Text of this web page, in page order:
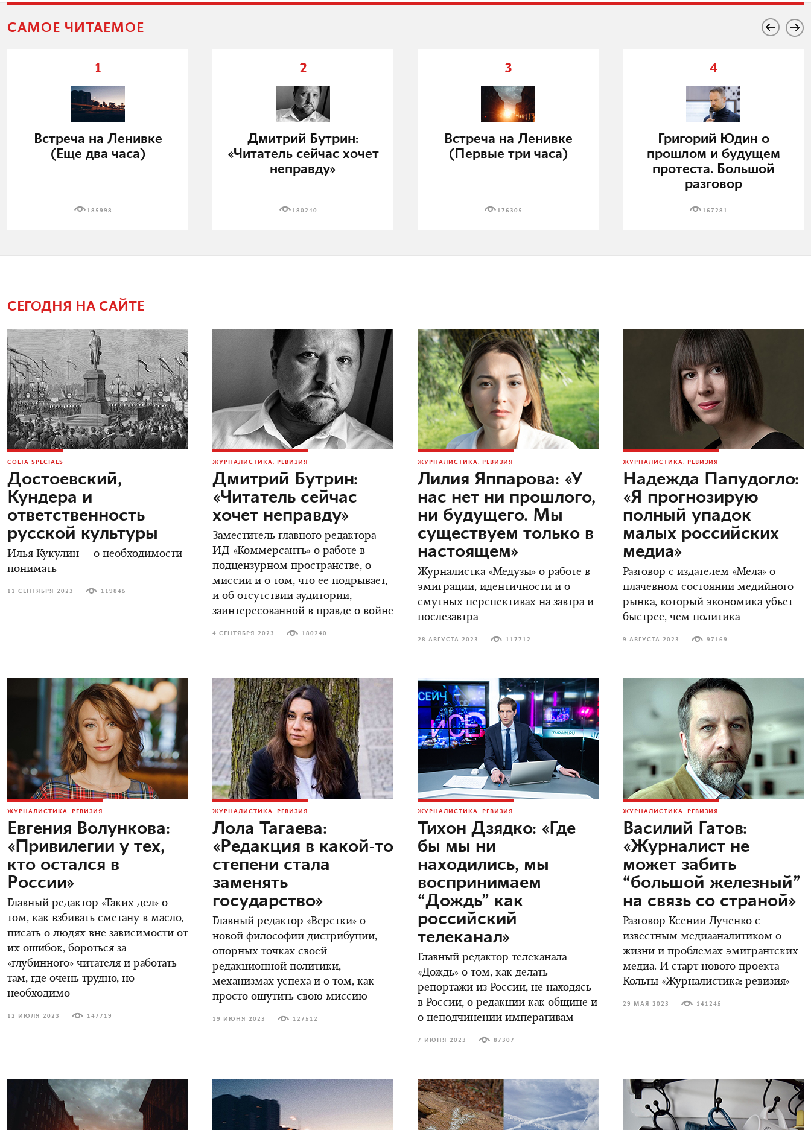
САМОЕ ЧИТАЕМОЕ
1
Встреча на Ленивке
(Еще два часа)
185998
2
Дмитрий Бутрин:
«Читатель сейчас хочет
неправду»
180240
3
Встреча на Ленивке
(Первые три часа)
176305
4
Григорий Юдин о
прошлом и будущем
протеста. Большой
разговор
167281
СЕГОДНЯ НА САЙТЕ
COLTA SPECIALS
Достоевский,
Кундера и
ответственность
русской культуры
Илья Кукулин — о необходимости
понимать
11 СЕНТЯБРЯ 2023 119845
ЖУРНАЛИСТИКА: РЕВИЗИЯ
Дмитрий Бутрин:
«Читатель сейчас
хочет неправду»
Заместитель главного редактора
ИД «Коммерсантъ» о работе в
подцензурном пространстве, о
миссии и о том, что ее подрывает,
и об отсутствии аудитории,
заинтересованной в правде о войне
4 СЕНТЯБРЯ 2023 180240
ЖУРНАЛИСТИКА: РЕВИЗИЯ
Лилия Яппарова: «У
нас нет ни прошлого,
ни будущего. Мы
существуем только в
настоящем»
Журналистка «Медузы» о работе в
эмиграции, идентичности и о
смутных перспективах на завтра и
послезавтра
28 АВГУСТА 2023 117712
ЖУРНАЛИСТИКА: РЕВИЗИЯ
Надежда Папудогло:
«Я прогнозирую
полный упадок
малых российских
медиа»
Разговор с издателем «Мела» о
плачевном состоянии медийного
рынка, который экономика убьет
быстрее, чем политика
9 АВГУСТА 2023 97169
ЖУРНАЛИСТИКА: РЕВИЗИЯ
Евгения Волункова:
«Привилегии у тех,
кто остался в
России»
Главный редактор «Таких дел» о
том, как взбивать сметану в масло,
писать о людях вне зависимости от
их ошибок, бороться за
«глубинного» читателя и работать
там, где очень трудно, но
необходимо
12 ИЮЛЯ 2023 147719
ЖУРНАЛИСТИКА: РЕВИЗИЯ
Лола Тагаева:
«Редакция в какой-то
степени стала
заменять
государство»
Главный редактор «Верстки» о
новой философии дистрибуции,
опорных точках своей
редакционной политики,
механизмах успеха и о том, как
просто ощутить свою миссию
19 ИЮНЯ 2023 127512
ЖУРНАЛИСТИКА: РЕВИЗИЯ
Тихон Дзядко: «Где
бы мы ни
находились, мы
воспринимаем
“Дождь” как
российский
телеканал»
Главный редактор телеканала
«Дождь» о том, как делать
репортажи из России, не находясь
в России, о редакции как общине и
о неподчинении императивам
7 ИЮНЯ 2023 87307
ЖУРНАЛИСТИКА: РЕВИЗИЯ
Василий Гатов:
«Журналист не
может забить
“большой железный”
на связь со страной»
Разговор Ксении Лученко с
известным медиааналитиком о
жизни и проблемах эмигрантских
медиа. И старт нового проекта
Кольты «Журналистика: ревизия»
29 МАЯ 2023 141245